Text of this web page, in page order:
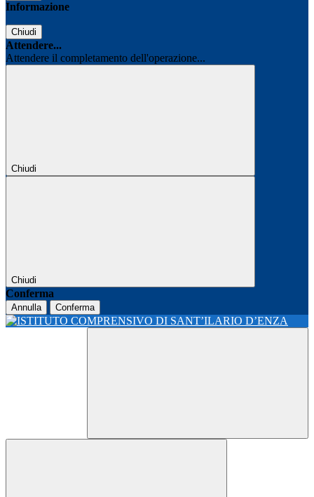
Informazione
Chiudi
Attendere...
Attendere il completamento dell'operazione...
Chiudi
Chiudi
Conferma
Annulla Conferma